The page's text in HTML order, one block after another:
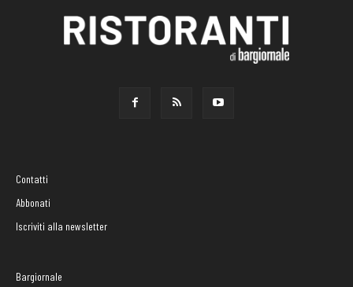
Contatti
Abbonati
Iscriviti alla newsletter
Bargiornale